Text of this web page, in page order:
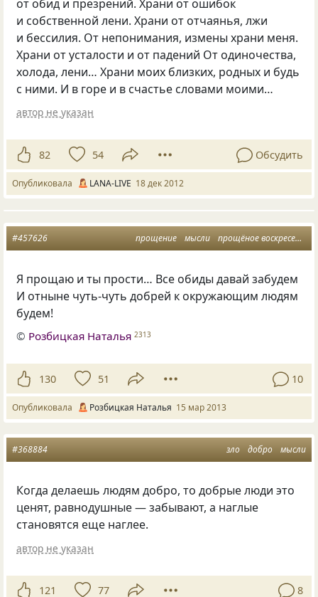
от обид и презрений. Храни от ошибок
и собственной лени. Храни от отчаянья, лжи
и бессилия. От непонимания, измены храни меня.
Храни от усталости и от падений От одиночества,
холода, лени… Храни моих близких, родных и будь
с ними. И в горе и в счастье словами моими…
автор не указан
82 54 Обсудить
Опубликовала LANA-LIVE 18 дек 2012
прощение мысли прощёное воскресение
#457626
Я прощаю и ты прости… Все обиды давай забудем
И отныне чуть-чуть добрей к окружающим людям
будем!
© Розбицкая Наталья 2313
130 51 10
Опубликовала Розбицкая Наталья 15 мар 2013
зло добро мысли
#368884
Когда делаешь людям добро, то добрые люди это
ценят, равнодушные — забывают, а наглые
становятся еще наглее.
автор не указан
121 77 8